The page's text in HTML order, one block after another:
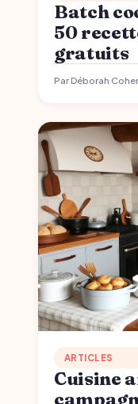
Batch
50
gratuits
Par Déborah
ARTICLES
Cuisine